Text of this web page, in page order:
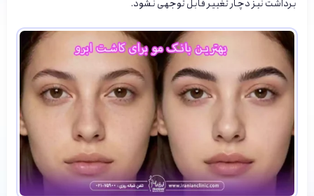
برداشت نیز دچار تغییر قابل توجهی نشود.